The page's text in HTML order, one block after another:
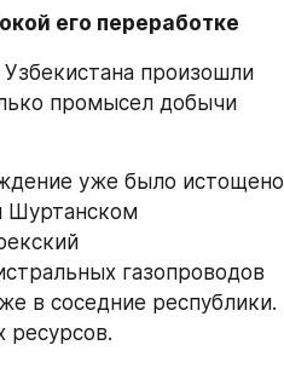
его переработке
произошли
промысел добычи
уже было истощено
Шуртанском
газопроводов
в соседние республики.
ресурсов.